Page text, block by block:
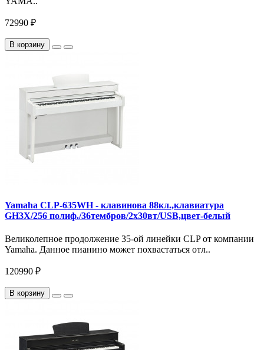
72990 ₽
В корзину
Yamaha CLP-635WH - клавинова 88кл.,клавиатура
GH3X/256 полиф./36тембров/2х30вт/USB,цвет-белый
Великолепное продолжение 35-ой линейки CLP от компании
Yamaha. Данное пианино может похвастаться отл..
120990 ₽
В корзину